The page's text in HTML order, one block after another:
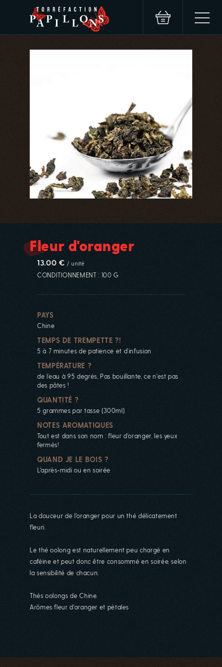
Fleur d'oranger
13.00 € / unité
CONDITIONNEMENT : 100 G
PAYS
Chine
TEMPS DE TREMPETTE ?!
5 à 7 minutes de patience et d’infusion
TEMPÉRATURE ?
de l’eau à 95 degrés, Pas bouillante, ce n'est pas
des pâtes !
QUANTITÉ ?
5 grammes par tasse (300ml)
NOTES AROMATIQUES
Tout est dans son nom : fleur d'oranger, les yeux
fermés!
QUAND JE LE BOIS ?
L'après-midi ou en soirée
La boutique est fermée pour le mois
La douceur de l'oranger pour un thé délicatement
fleuri.
Le thé oolong est naturellement peu chargé en
caféine et peut donc être consommé en soirée, selon
la sensibilité de chacun.
Thés oolongs de Chine.
Arômes fleur d'oranger et pétales